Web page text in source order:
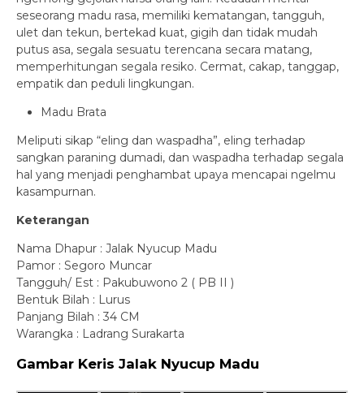
seseorang madu rasa, memiliki kematangan, tangguh,
ulet dan tekun, bertekad kuat, gigih dan tidak mudah
putus asa, segala sesuatu terencana secara matang,
memperhitungan segala resiko. Cermat, cakap, tanggap,
empatik dan peduli lingkungan.
Madu Brata
Meliputi sikap “eling dan waspadha”, eling terhadap
sangkan paraning dumadi, dan waspadha terhadap segala
hal yang menjadi penghambat upaya mencapai ngelmu
kasampurnan.
Keterangan
Nama Dhapur : Jalak Nyucup Madu
Pamor : Segoro Muncar
Tangguh/ Est : Pakubuwono 2 ( PB II )
Bentuk Bilah : Lurus
Panjang Bilah : 34 CM
Warangka : Ladrang Surakarta
Gambar Keris Jalak Nyucup Madu